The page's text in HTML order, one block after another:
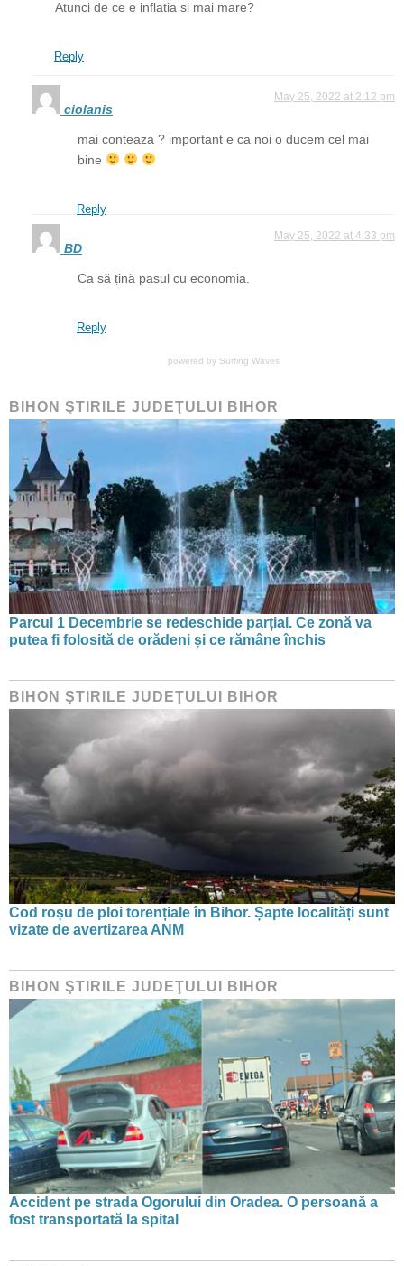
Atunci de ce e inflatia si mai mare?
Reply
ciolanis
May 25, 2022 at 2:12 pm
mai conteaza ? important e ca noi o ducem cel mai
bine
Reply
BD
May 25, 2022 at 4:33 pm
Ca să țină pasul cu economia.
Reply
powered by Surfing Waves
BIHON ŞTIRILE JUDEŢULUI BIHOR
Parcul 1 Decembrie se redeschide parțial. Ce zonă va
putea fi folosită de orădeni și ce rămâne închis
BIHON ŞTIRILE JUDEŢULUI BIHOR
Cod roșu de ploi torențiale în Bihor. Șapte localități sunt
vizate de avertizarea ANM
BIHON ŞTIRILE JUDEŢULUI BIHOR
Accident pe strada Ogorului din Oradea. O persoană a
fost transportată la spital